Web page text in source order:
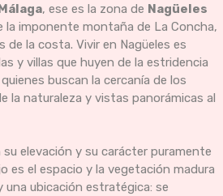
, ese es la zona de Nagüeles
la imponente montaña de La Concha,
la costa. Vivir en Nagüeles es
y villas que huyen de la estridencia
buscan la cercanía de los
la naturaleza y vistas panorámicas al
elevación y su carácter puramente
es el espacio y la vegetación madura
una ubicación estratégica: se